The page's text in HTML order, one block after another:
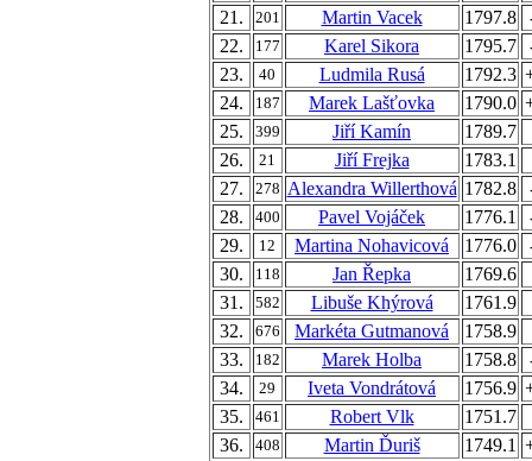
21.
201 Martin Vacek 1797.8
22.
177 Karel Sikora 1795.7
23.
40 Ludmila Rusá 1792.3
24.
187 Marek Lašťovka 1790.0
25.
399 Jiří Kamín
1789.7
26.
21 Jiří Frejka
1783.1
27.
278 Alexandra Willerthová 1782.8
28.
400 Pavel Vojáček 1776.1
29.
12 Martina Nohavicová 1776.0
30.
118 Jan Řepka
1769.6
31.
582 Libuše Khýrová
1761.9
32.
676 Markéta Gutmanová
1758.9
33.
182 Marek Holba 1758.8
34.
29 Iveta Vondrátová 1756.9
35.
461 Robert Vlk
1751.7
36.
408 Martin Ďuriš 1749.1